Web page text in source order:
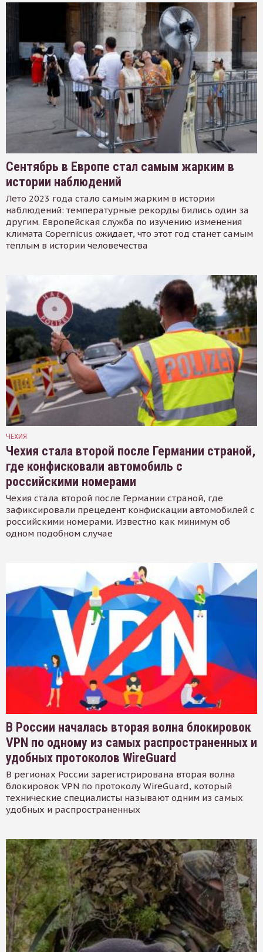
Сентябрь в Европе стал самым жарким в
истории наблюдений
Лето 2023 года стало самым жарким в истории
наблюдений: температурные рекорды бились один за
другим. Европейская служба по изучению изменения
климата Copernicus ожидает, что этот год станет самым
тёплым в истории человечества
ЧЕХИЯ
Чехия стала второй после Германии страной,
где конфисковали автомобиль с
российскими номерами
Чехия стала второй после Германии страной, где
зафиксировали прецедент конфискации автомобилей с
российскими номерами. Известно как минимум об
одном подобном случае
В России началась вторая волна блокировок
VPN по одному из самых распространенных и
удобных протоколов WireGuard
В регионах России зарегистрирована вторая волна
блокировок VPN по протоколу WireGuard, который
технические специалисты называют одним из самых
удобных и распространенных